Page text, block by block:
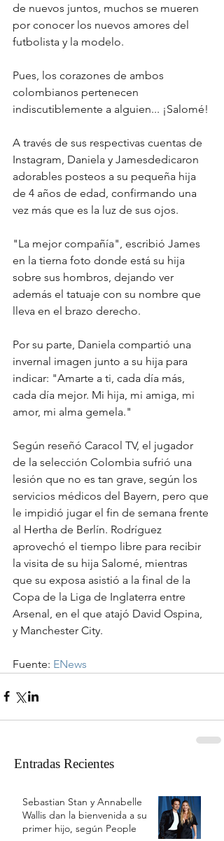
de nuevos juntos, muchos se mueren
por conocer los nuevos amores del
futbolista y la modelo.
Pues, los corazones de ambos
colombianos pertenecen
indiscutiblemente a alguien... ¡Salomé!
A través de sus respectivas cuentas de
Instagram, Daniela y Jamesdedicaron
adorables posteos a su pequeña hija
de 4 años de edad, confirmando una
vez más que es la luz de sus ojos.
"La mejor compañía", escribió James
en la tierna foto donde está su hija
sobre sus hombros, dejando ver
además el tatuaje con su nombre que
lleva en el brazo derecho.
Por su parte, Daniela compartió una
invernal imagen junto a su hija para
indicar: "Amarte a ti, cada día más,
cada día mejor. Mi hija, mi amiga, mi
amor, mi alma gemela."
Según reseñó Caracol TV, el jugador
de la selección Colombia sufrió una
lesión que no es tan grave, según los
servicios médicos del Bayern, pero que
le impidió jugar el fin de semana frente
al Hertha de Berlín. Rodríguez
aprovechó el tiempo libre para recibir
la visita de su hija Salomé, mientras
que su exposa asistió a la final de la
Copa de la Liga de Inglaterra entre
Arsenal, en el que atajó David Ospina,
y Manchester City.
Fuente: ENews
Entradas Recientes
Sebastian Stan y Annabelle
Wallis dan la bienvenida a su
primer hijo, según People